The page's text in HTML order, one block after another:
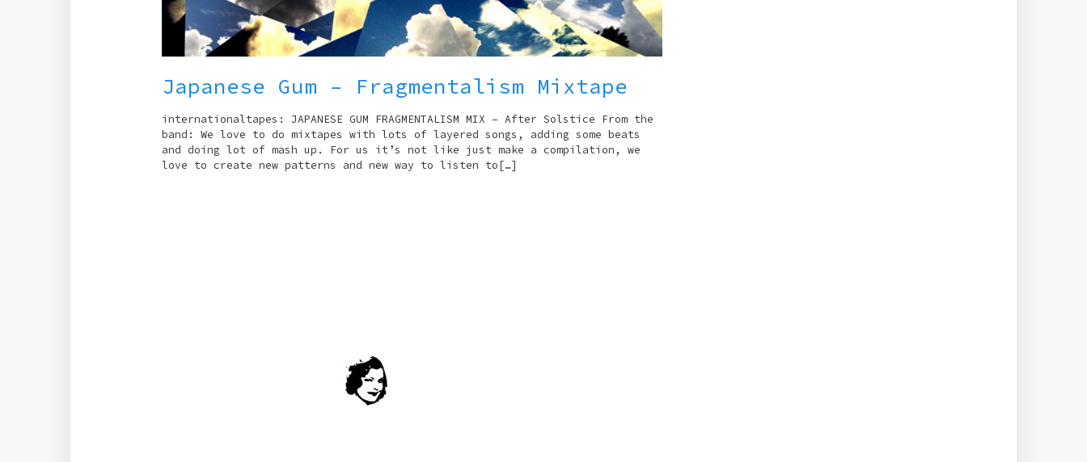
Japanese Gum – Fragmentalism Mixtape
internationaltapes: JAPANESE GUM FRAGMENTALISM MIX – After Solstice From the
band: We love to do mixtapes with lots of layered songs, adding some beats
and doing lot of mash up. For us it’s not like just make a compilation, we
love to create new patterns and new way to listen to[…]